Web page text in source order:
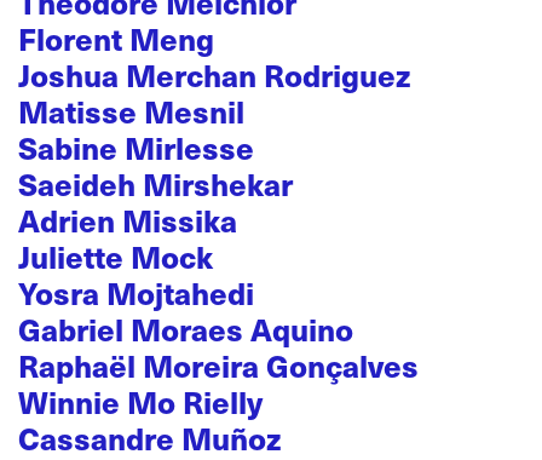
Florent Meng
Joshua Merchan Rodriguez
Matisse Mesnil
Sabine Mirlesse
Saeideh Mirshekar
Adrien Missika
Juliette Mock
Yosra Mojtahedi
Gabriel Moraes Aquino
Raphaël Moreira Gonçalves
Winnie Mo Rielly
Cassandre Muñoz